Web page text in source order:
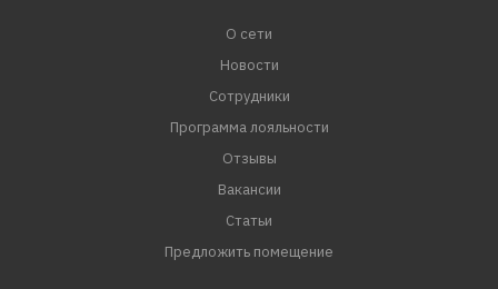
О сети
Новости
Сотрудники
Программа лояльности
Отзывы
Вакансии
Статьи
Предложить помещение